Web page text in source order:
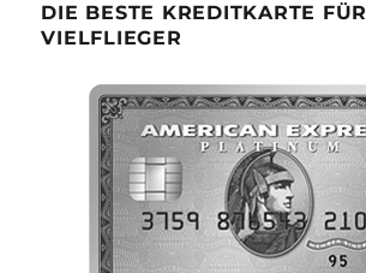
DIE BESTE KREDITKARTE FÜR
VIELFLIEGER